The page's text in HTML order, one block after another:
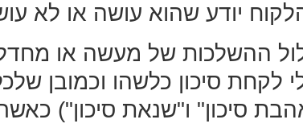
יודע שהוא עושה או לא
ההשלכות של מעשה או
סיכון כלשהו וכמובן
סיכון" ו"שנאת סיכון") כאשר